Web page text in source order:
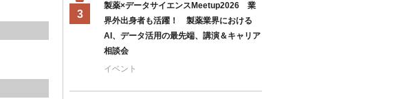
3
製薬×データサイエンスMeetup2026 業
界外出身者も活躍！ 製薬業界における
AI、データ活用の最先端、講演＆キャリア
相談会
イベント